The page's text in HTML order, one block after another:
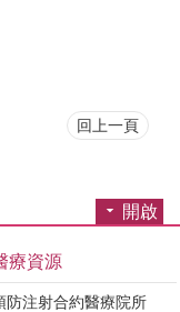
回上一頁
開啟
療資源
防注射合約醫療院所